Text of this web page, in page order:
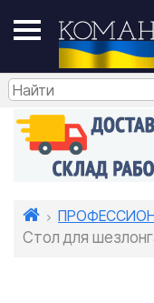
Стол для